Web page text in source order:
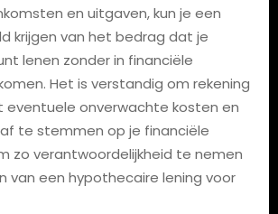
en uitgaven, kun je een
krijgen van het bedrag dat je
lenen zonder in financiële
Het is verstandig om rekening
eventuele onverwachte kosten en
te stemmen op je financiële
zo verantwoordelijkheid te nemen
van een hypothecaire lening voor